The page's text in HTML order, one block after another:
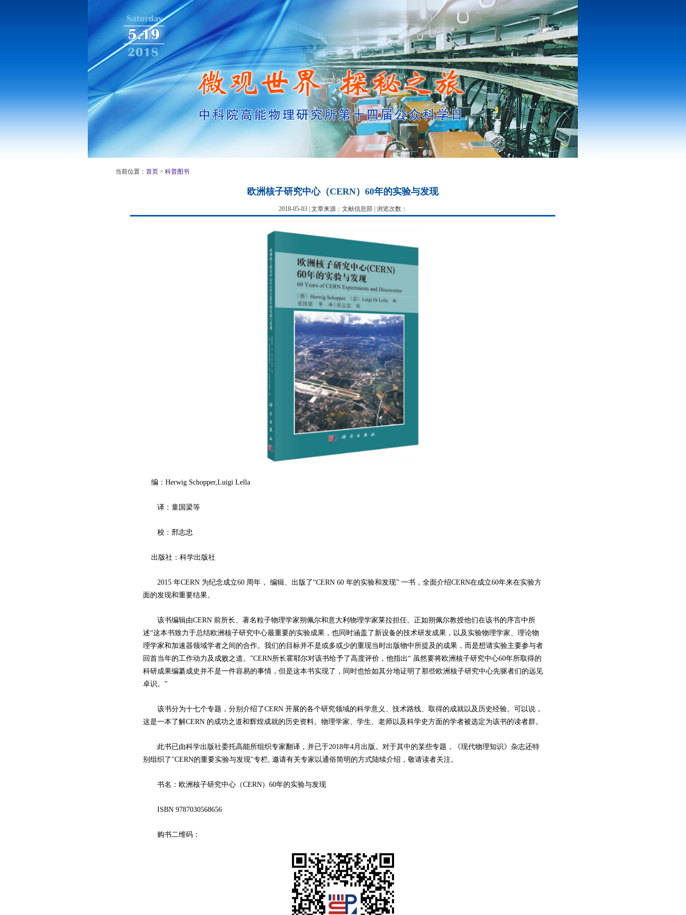
当前位置： 首页 > 科普图书
欧洲核子研究中心（CERN）60年的实验与发现
2018-05-03 | 文章来源：文献信息部 | 浏览次数：
编：Herwig Schopper,Luigi Lella
译：童国梁等
校：邢志忠
出版社：科学出版社
2015 年CERN 为纪念成立60 周年， 编辑、出版了“CERN 60 年的实验和发现” 一书，全面介绍CERN在成立60年来在实验方
面的发现和重要结果。
该书编辑由CERN 前所长、著名粒子物理学家朔佩尔和意大利物理学家莱拉担任。正如朔佩尔教授他们在该书的序言中所
述“这本书致力于总结欧洲核子研究中心最重要的实验成果，也同时涵盖了新设备的技术研发成果，以及实验物理学家、理论物
理学家和加速器领域学者之间的合作。我们的目标并不是或多或少的重现当时出版物中所提及的成果，而是想请实验主要参与者
回首当年的工作动力及成败之道。”CERN所长霍耶尔对该书给予了高度评价，他指出“ 虽然要将欧洲核子研究中心60年所取得的
科研成果编纂成史并不是一件容易的事情，但是这本书实现了，同时也恰如其分地证明了那些欧洲核子研究中心先驱者们的远见
卓识。”
该书分为十七个专题，分别介绍了CERN 开展的各个研究领域的科学意义、技术路线、取得的成就以及历史经验。可以说，
这是一本了解CERN 的成功之道和辉煌成就的历史资料。物理学家、学生、老师以及科学史方面的学者被选定为该书的读者群。
此书已由科学出版社委托高能所组织专家翻译，并已于2018年4月出版。对于其中的某些专题，《现代物理知识》杂志还特
别组织了"CERN的重要实验与发现"专栏, 邀请有关专家以通俗简明的方式陆续介绍，敬请读者关注。
书名：欧洲核子研究中心（CERN）60年的实验与发现
ISBN 9787030568656
购书二维码：